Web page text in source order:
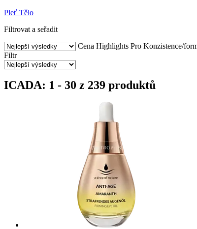
Pleť Tělo
Filtrovat a seřadit
Cena Highlights Pro Konzistence/
Filtr
ICADA: 1 - 30 z 239 produktů